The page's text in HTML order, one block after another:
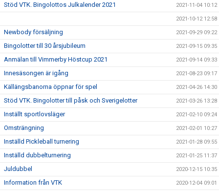
Stöd VTK. Bingolottos Julkalender 2021 2021-11-04 10:12
2021-10-12 12:58
Newbody försäljning 2021-09-29 09:22
Bingolotter till 30 årsjubileum 2021-09-15 09:35
Anmälan till Vimmerby Höstcup 2021 2021-09-14 09:33
Innesäsongen är igång 2021-08-23 09:17
Källängsbanorna öppnar för spel 2021-04-26 14:30
Stöd VTK. Bingolotter till påsk och Sverigelotter 2021-03-26 13:28
Inställt sportlovsläger 2021-02-10 09:24
Omsträngning 2021-02-01 10:27
Inställd Pickleball turnering 2021-01-28 09:55
Inställd dubbelturnering 2021-01-25 11:37
Juldubbel 2020-12-15 10:35
Information från VTK 2020-12-04 09:01